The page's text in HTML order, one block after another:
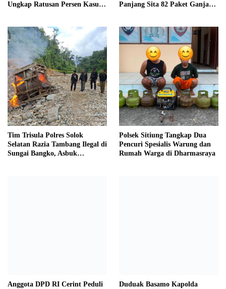
Ungkap Ratusan Persen Kasus
Panjang Sita 82 Paket Ganja
Tim Trisula Polres Solok
Selatan Razia Tambang Ilegal di
Sungai Bangko, Asbuk
Polsek Sitiung Tangkap Dua
Pencuri Spesialis Warung dan
Rumah Warga di Dharmasraya
Anggota DPD RI Cerint Peduli
Duduak Basamo Kapolda